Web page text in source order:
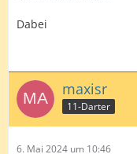
Dabei
maxisr
11-Darter
6. Mai 2024 um 10:46